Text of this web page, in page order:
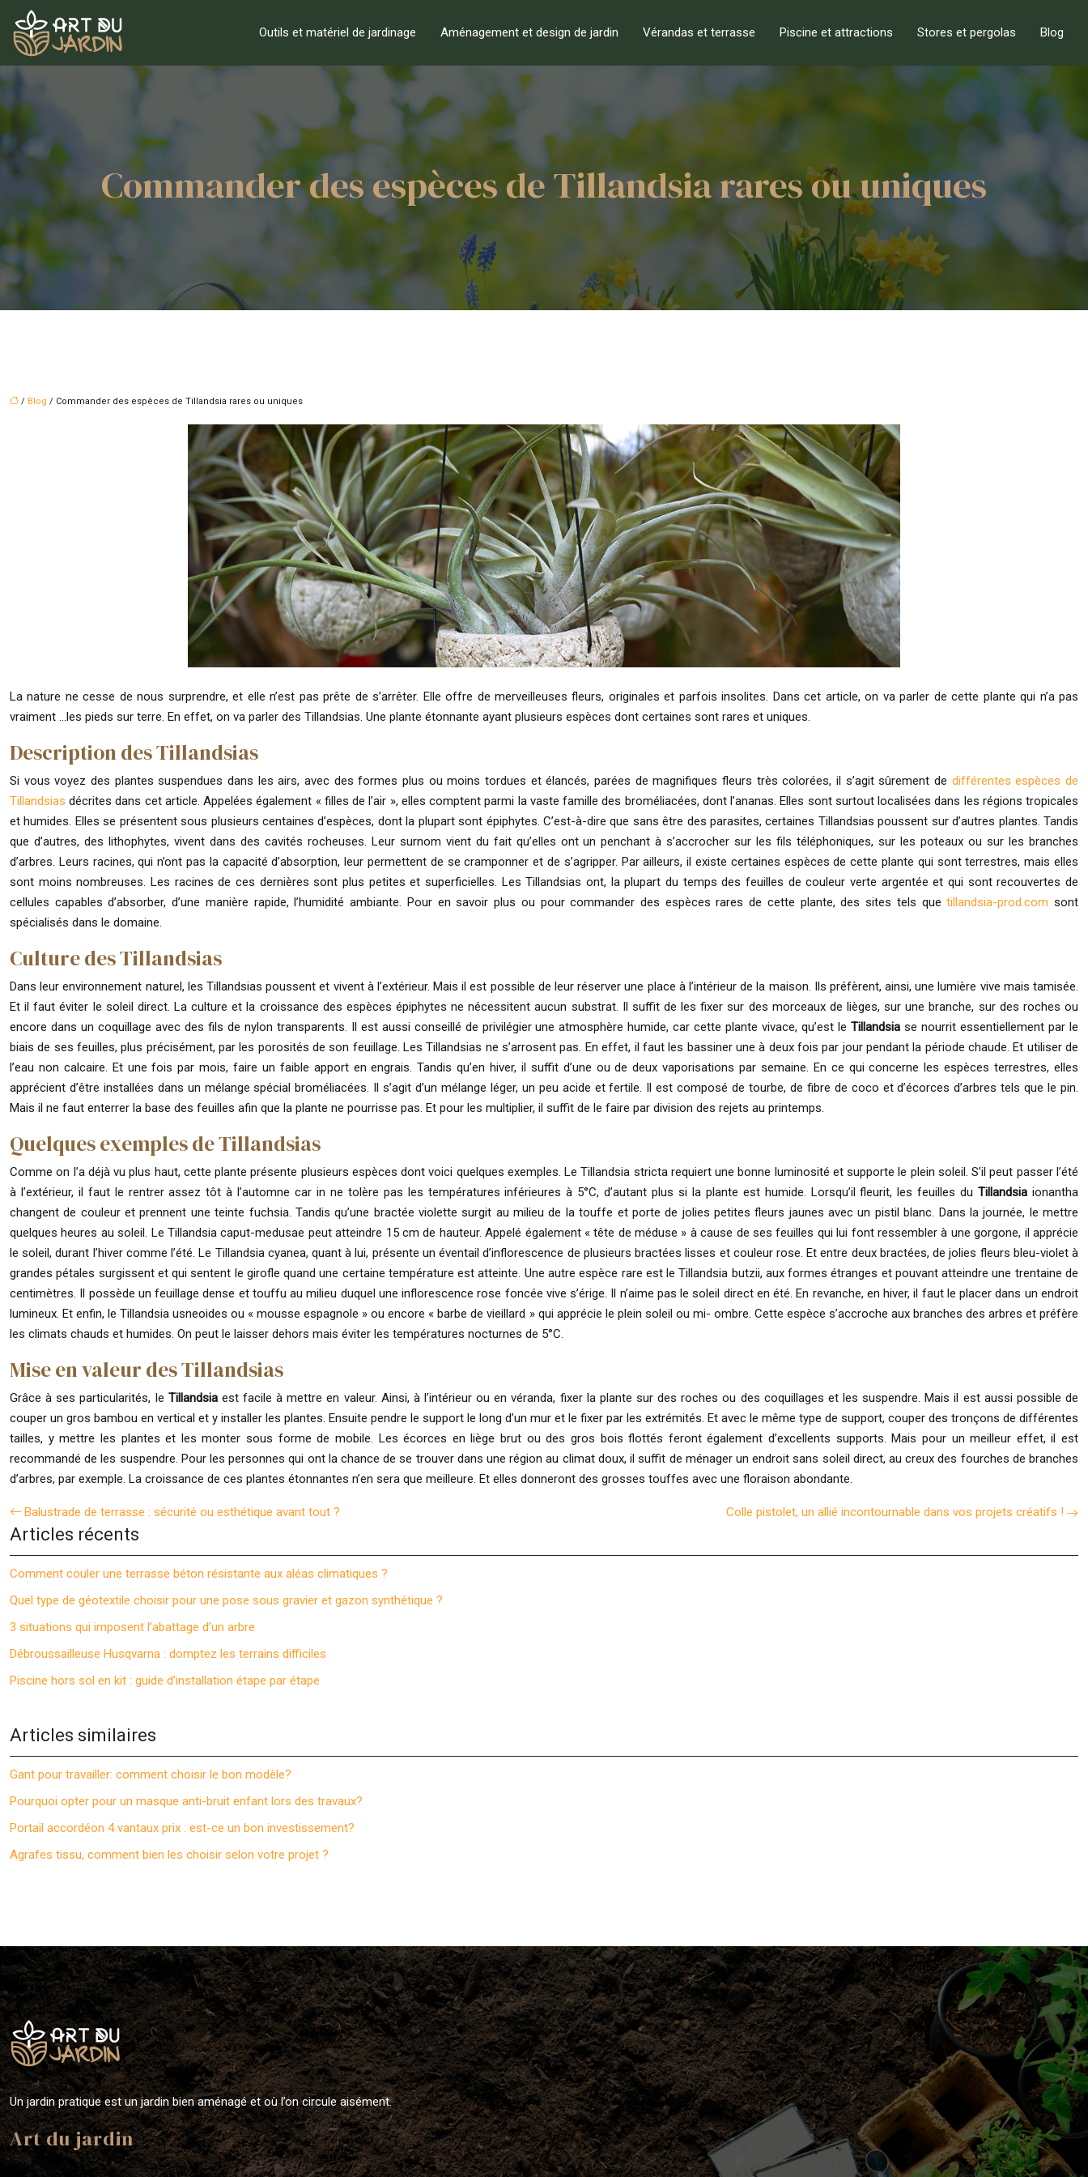
Outils et matériel de jardinage Aménagement et design de jardin Vérandas et terrasse Piscine et attractions Stores et pergolas Blog
Commander des espèces de Tillandsia rares ou uniques
/ Blog / Commander des espèces de Tillandsia rares ou uniques
La nature ne cesse de nous surprendre, et elle n’est pas prête de s’arrêter. Elle offre de merveilleuses fleurs, originales et parfois insolites. Dans cet article, on va parler de cette plante qui n’a pas
vraiment …les pieds sur terre. En effet, on va parler des Tillandsias. Une plante étonnante ayant plusieurs espèces dont certaines sont rares et uniques.
Description des Tillandsias
Si vous voyez des plantes suspendues dans les airs, avec des formes plus ou moins tordues et élancés, parées de magnifiques fleurs très colorées, il s’agit sûrement de différentes espèces de
Tillandsias décrites dans cet article. Appelées également « filles de l’air », elles comptent parmi la vaste famille des broméliacées, dont l’ananas. Elles sont surtout localisées dans les régions tropicales
et humides. Elles se présentent sous plusieurs centaines d’espèces, dont la plupart sont épiphytes. C’est-à-dire que sans être des parasites, certaines Tillandsias poussent sur d’autres plantes. Tandis
que d’autres, des lithophytes, vivent dans des cavités rocheuses. Leur surnom vient du fait qu’elles ont un penchant à s’accrocher sur les fils téléphoniques, sur les poteaux ou sur les branches
d’arbres. Leurs racines, qui n’ont pas la capacité d’absorption, leur permettent de se cramponner et de s’agripper. Par ailleurs, il existe certaines espèces de cette plante qui sont terrestres, mais elles
sont moins nombreuses. Les racines de ces dernières sont plus petites et superficielles. Les Tillandsias ont, la plupart du temps des feuilles de couleur verte argentée et qui sont recouvertes de
cellules capables d’absorber, d’une manière rapide, l’humidité ambiante. Pour en savoir plus ou pour commander des espèces rares de cette plante, des sites tels quetillandsia-prod.com sont
spécialisés dans le domaine.
Culture des Tillandsias
Dans leur environnement naturel, les Tillandsias poussent et vivent à l’extérieur. Mais il est possible de leur réserver une place à l’intérieur de la maison. Ils préfèrent, ainsi, une lumière vive mais tamisée.
Et il faut éviter le soleil direct. La culture et la croissance des espèces épiphytes ne nécessitent aucun substrat. Il suffit de les fixer sur des morceaux de lièges, sur une branche, sur des roches ou
encore dans un coquillage avec des fils de nylon transparents. Il est aussi conseillé de privilégier une atmosphère humide, car cette plante vivace, qu’est leTillandsia se nourrit essentiellement par le
biais de ses feuilles, plus précisément, par les porosités de son feuillage. Les Tillandsias ne s’arrosent pas. En effet, il faut les bassiner une à deux fois par jour pendant la période chaude. Et utiliser de
l’eau non calcaire. Et une fois par mois, faire un faible apport en engrais. Tandis qu’en hiver, il suffit d’une ou de deux vaporisations par semaine. En ce qui concerne les espèces terrestres, elles
apprécient d’être installées dans un mélange spécial broméliacées. Il s’agit d’un mélange léger, un peu acide et fertile. Il est composé de tourbe, de fibre de coco et d’écorces d’arbres tels que le pin.
Mais il ne faut enterrer la base des feuilles afin que la plante ne pourrisse pas. Et pour les multiplier, il suffit de le faire par division des rejets au printemps.
Quelques exemples de Tillandsias
Comme on l’a déjà vu plus haut, cette plante présente plusieurs espèces dont voici quelques exemples. Le Tillandsia stricta requiert une bonne luminosité et supporte le plein soleil. S’il peut passer l’été
à l’extérieur, il faut le rentrer assez tôt à l’automne car in ne tolère pas les températures inférieures à 5°C, d’autant plus si la plante est humide. Lorsqu’il fleurit, les feuilles duTillandsia ionantha
changent de couleur et prennent une teinte fuchsia. Tandis qu’une bractée violette surgit au milieu de la touffe et porte de jolies petites fleurs jaunes avec un pistil blanc. Dans la journée, le mettre
quelques heures au soleil. Le Tillandsia caput-medusae peut atteindre 15 cm de hauteur. Appelé également « tête de méduse » à cause de ses feuilles qui lui font ressembler à une gorgone, il apprécie
le soleil, durant l’hiver comme l’été. Le Tillandsia cyanea, quant à lui, présente un éventail d’inflorescence de plusieurs bractées lisses et couleur rose. Et entre deux bractées, de jolies fleurs bleu-violet à
grandes pétales surgissent et qui sentent le girofle quand une certaine température est atteinte. Une autre espèce rare est le Tillandsia butzii, aux formes étranges et pouvant atteindre une trentaine de
centimètres. Il possède un feuillage dense et touffu au milieu duquel une inflorescence rose foncée vive s’érige. Il n’aime pas le soleil direct en été. En revanche, en hiver, il faut le placer dans un endroit
lumineux. Et enfin, le Tillandsia usneoides ou « mousse espagnole » ou encore « barbe de vieillard » qui apprécie le plein soleil ou mi- ombre. Cette espèce s’accroche aux branches des arbres et préfère
les climats chauds et humides. On peut le laisser dehors mais éviter les températures nocturnes de 5°C.
Mise en valeur des Tillandsias
Grâce à ses particularités, le Tillandsia est facile à mettre en valeur. Ainsi, à l’intérieur ou en véranda, fixer la plante sur des roches ou des coquillages et les suspendre. Mais il est aussi possible de
couper un gros bambou en vertical et y installer les plantes. Ensuite pendre le support le long d’un mur et le fixer par les extrémités. Et avec le même type de support, couper des tronçons de différentes
tailles, y mettre les plantes et les monter sous forme de mobile. Les écorces en liège brut ou des gros bois flottés feront également d’excellents supports. Mais pour un meilleur effet, il est
recommandé de les suspendre. Pour les personnes qui ont la chance de se trouver dans une région au climat doux, il suffit de ménager un endroit sans soleil direct, au creux des fourches de branches
d’arbres, par exemple. La croissance de ces plantes étonnantes n’en sera que meilleure. Et elles donneront des grosses touffes avec une floraison abondante.
Balustrade de terrasse : sécurité ou esthétique avant tout ? Colle pistolet, un allié incontournable dans vos projets créatifs !
Articles récents
Comment couler une terrasse béton résistante aux aléas climatiques ?
Quel type de géotextile choisir pour une pose sous gravier et gazon synthétique ?
3 situations qui imposent l’abattage d’un arbre
Débroussailleuse Husqvarna : domptez les terrains difficiles
Piscine hors sol en kit : guide d’installation étape par étape
Articles similaires
Gant pour travailler: comment choisir le bon modèle?
Pourquoi opter pour un masque anti-bruit enfant lors des travaux?
Portail accordéon 4 vantaux prix : est-ce un bon investissement?
Agrafes tissu, comment bien les choisir selon votre projet ?
Un jardin pratique est un jardin bien aménagé et où l’on circule aisément.
Art du jardin